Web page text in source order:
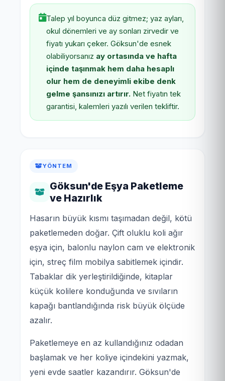
Talep yıl boyunca düz gitmez; yaz ayları,
okul dönemleri ve ay sonları zirvedir ve
fiyatı yukarı çeker. Göksun'de esnek
olabiliyorsanız ay ortasında ve hafta
içinde taşınmak hem daha hesaplı
olur hem de deneyimli ekibe denk
gelme şansınızı artırır. Net fiyatın tek
garantisi, kalemleri yazılı verilen tekliftir.
YÖNTEM
Göksun'de Eşya Paketleme
ve Hazırlık
Hasarın büyük kısmı taşımadan değil, kötü
paketlemeden doğar. Çift oluklu koli ağır
eşya için, balonlu naylon cam ve elektronik
için, streç film mobilya sabitlemek içindir.
Tabaklar dik yerleştirildiğinde, kitaplar
küçük kolilere konduğunda ve sıvıların
kapağı bantlandığında risk büyük ölçüde
azalır.
Paketlemeye en az kullandığınız odadan
başlamak ve her koliye içindekini yazmak,
yeni evde saatler kazandırır. Göksun'de